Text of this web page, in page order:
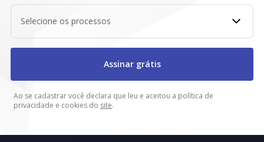
Selecione os processos
Assinar grátis
Ao se cadastrar você declara que leu e aceitou a política de
privacidade e cookies do site.